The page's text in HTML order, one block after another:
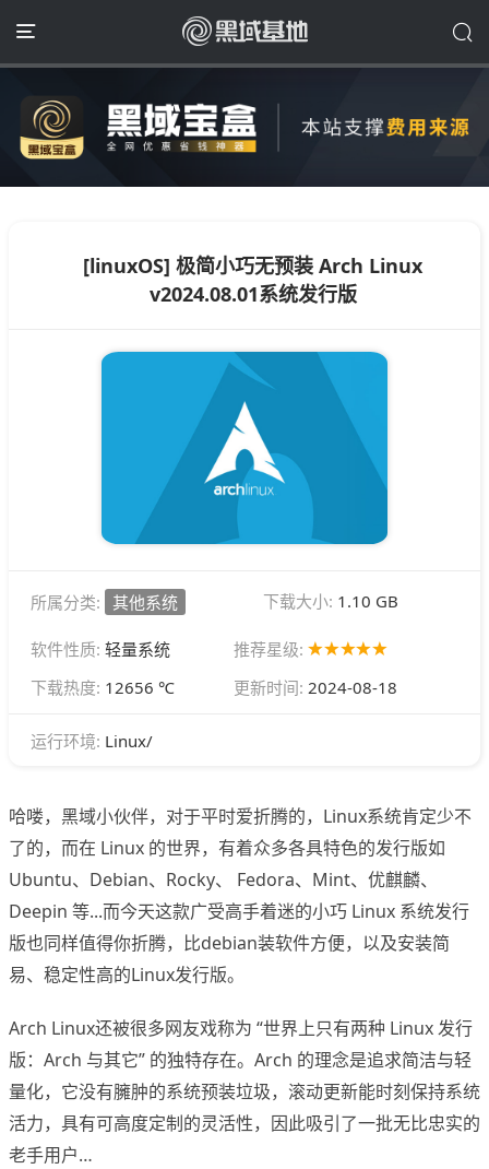
[linuxOS] 极简小巧无预装 Arch Linux
v2024.08.01系统发行版
所属分类: 其他系统 下载大小: 1.10 GB
软件性质: 轻量系统
推荐星级:
下载热度: 12656 ℃ 更新时间: 2024-08-18
运行环境: Linux/
哈喽，黑域小伙伴，对于平时爱折腾的，Linux系统肯定少不
了的，而在 Linux 的世界，有着众多各具特色的发行版如
Ubuntu、Debian、Rocky、 Fedora、Mint、优麒麟、
Deepin 等...而今天这款广受高手着迷的小巧 Linux 系统发行
版也同样值得你折腾，比debian装软件方便，以及安装简
易、稳定性高的Linux发行版。
Arch Linux还被很多网友戏称为 “世界上只有两种 Linux 发行
版：Arch 与其它” 的独特存在。Arch 的理念是追求简洁与轻
量化，它没有臃肿的系统预装垃圾，滚动更新能时刻保持系统
活力，具有可高度定制的灵活性，因此吸引了一批无比忠实的
老手用户…